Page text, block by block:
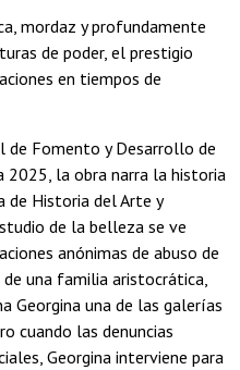
mordaz y profundamente
de poder, el prestigio
en tiempos de
de Fomento y Desarrollo de
2025, la obra narra la historia
de Historia del Arte y
de la belleza se ve
anónimas de abuso de
de una familia aristocrática,
Georgina una de las galerías
cuando las denuncias
Georgina interviene para